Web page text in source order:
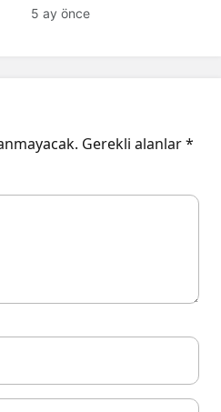
dönemi ile mobil
5 ay önce
Gerekli alanlar*